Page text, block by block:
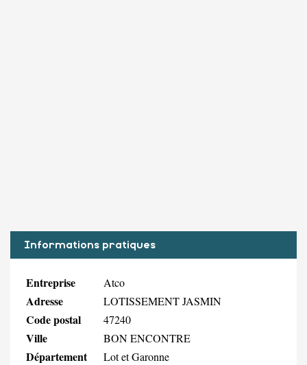
Informations pratiques
Entreprise Atco
Adresse LOTISSEMENT JASMIN
Code postal 47240
Ville BON ENCONTRE
Département Lot et Garonne